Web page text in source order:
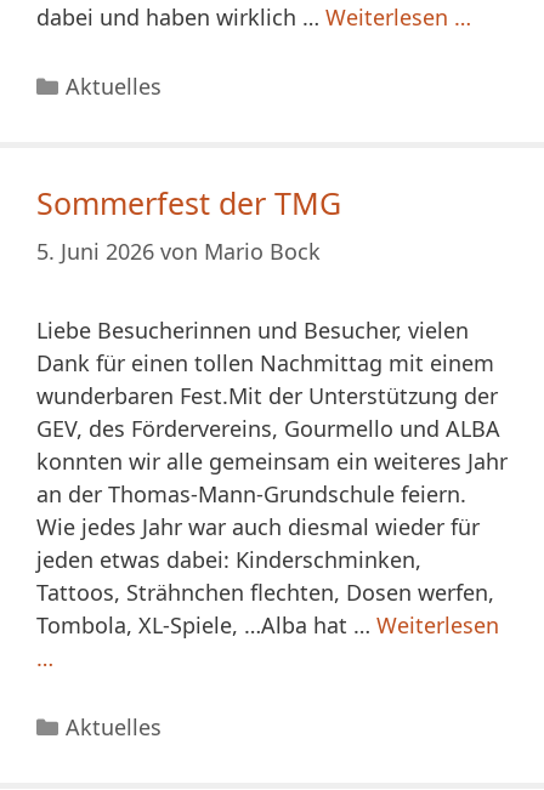
dabei und haben wirklich … Weiterlesen …
Kategorien
Aktuelles
Sommerfest der TMG
5. Juni 2026 von Mario Bock
Liebe Besucherinnen und Besucher, vielen
Dank für einen tollen Nachmittag mit einem
wunderbaren Fest.Mit der Unterstützung der
GEV, des Fördervereins, Gourmello und ALBA
konnten wir alle gemeinsam ein weiteres Jahr
an der Thomas-Mann-Grundschule feiern.
Wie jedes Jahr war auch diesmal wieder für
jeden etwas dabei: Kinderschminken,
Tattoos, Strähnchen flechten, Dosen werfen,
Tombola, XL-Spiele, …Alba hat … Weiterlesen
…
Kategorien
Aktuelles